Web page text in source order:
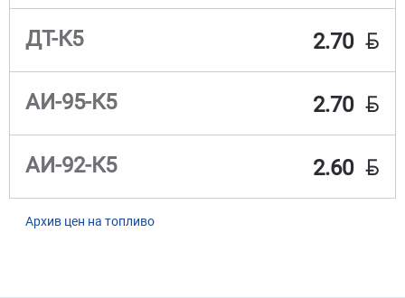
ДТ-К5 2.70 BYN
АИ-95-К5 2.70 BYN
АИ-92-К5 2.60 BYN
Архив цен на топливо